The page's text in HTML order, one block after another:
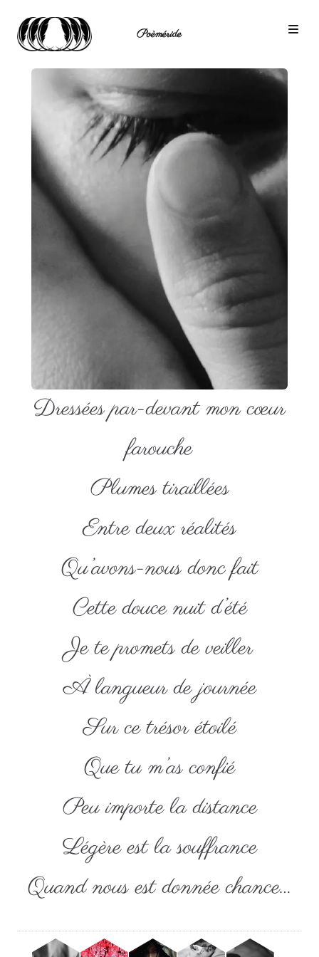
Poèméride
Dressées par-devant mon cœur
farouche
Plumes tiraillées
Entre deux réalités
Qu’avons-nous donc fait
Cette douce nuit d’été
Je te promets de veiller
À langueur de journée
Sur ce trésor étoilé
Que tu m’as confié
Peu importe la distance
Légère est la souffrance
Quand nous est donnée chance…